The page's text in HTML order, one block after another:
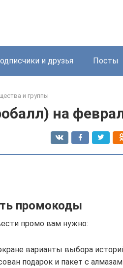
и друзья Посты
и группы
на
промокоды
промо вам нужно:
варианты выбора
подарок и пакет с